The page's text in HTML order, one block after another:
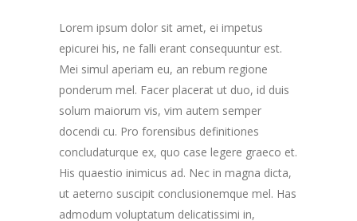
Lorem ipsum dolor sit amet, ei impetus
epicurei his, ne falli erant consequuntur est.
Mei simul aperiam eu, an rebum regione
ponderum mel. Facer placerat ut duo, id duis
solum maiorum vis, vim autem semper
docendi cu. Pro forensibus definitiones
concludaturque ex, quo case legere graeco et.
His quaestio inimicus ad. Nec in magna dicta,
ut aeterno suscipit conclusionemque mel. Has
admodum voluptatum delicatissimi in,